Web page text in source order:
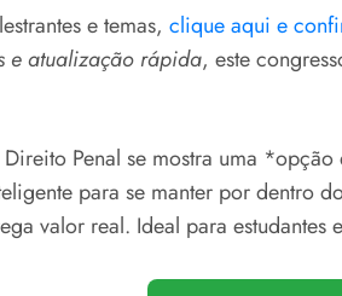
e temas, clique aqui e
e atualização rápida, este
Penal se mostra uma
para se manter por dentro
valor real. Ideal para